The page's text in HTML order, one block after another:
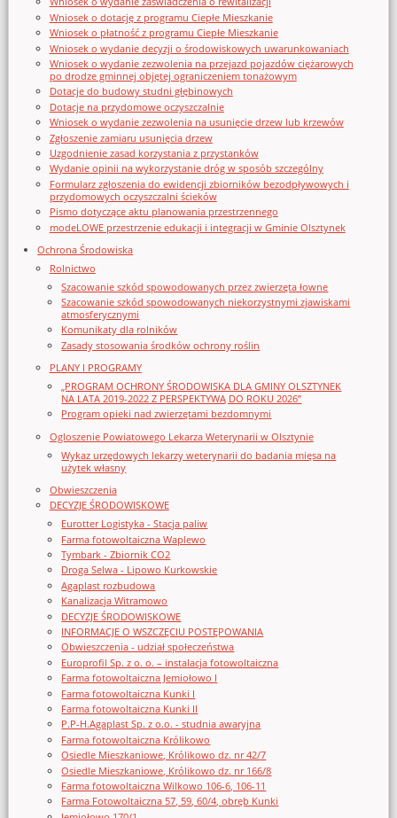
Wniosek o dotację z programu Ciepłe Mieszkanie
Wniosek o płatność z programu Ciepłe Mieszkanie
Wniosek o wydanie decyzji o środowiskowych uwarunkowaniach
Wniosek o wydanie zezwolenia na przejazd pojazdów ciężarowych
po drodze gminnej objętej ograniczeniem tonażowym
Dotacje do budowy studni głębinowych
Dotacje na przydomowe oczyszczalnie
Wniosek o wydanie zezwolenia na usunięcie drzew lub krzewów
Zgłoszenie zamiaru usunięcia drzew
Uzgodnienie zasad korzystania z przystanków
Wydanie opinii na wykorzystanie dróg w sposób szczególny
Formularz zgłoszenia do ewidencji zbiorników bezodpływowych i
przydomowych oczyszczalni ścieków
Pismo dotyczące aktu planowania przestrzennego
modeLOWE przestrzenie edukacji i integracji w Gminie Olsztynek
Ochrona Środowiska
Rolnictwo
Szacowanie szkód spowodowanych przez zwierzęta łowne
Szacowanie szkód spowodowanych niekorzystnymi zjawiskami
atmosferycznymi
Komunikaty dla rolników
Zasady stosowania środków ochrony roślin
PLANY I PROGRAMY
„PROGRAM OCHRONY ŚRODOWISKA DLA GMINY OLSZTYNEK
NA LATA 2019-2022 Z PERSPEKTYWĄ DO ROKU 2026”
Program opieki nad zwierzętami bezdomnymi
Ogloszenie Powiatowego Lekarza Weterynarii w Olsztynie
Wykaz urzędowych lekarzy weterynarii do badania mięsa na
użytek własny
Obwieszczenia
DECYZJE ŚRODOWISKOWE
Eurotter Logistyka - Stacja paliw
Farma fotowoltaiczna Waplewo
Tymbark - Zbiornik CO2
Droga Selwa - Lipowo Kurkowskie
Agaplast rozbudowa
Kanalizacja Witramowo
DECYZJE ŚRODOWISKOWE
INFORMACJE O WSZCZĘCIU POSTĘPOWANIA
Obwieszczenia - udział społeczeństwa
Europrofil Sp. z o. o. – instalacja fotowoltaiczna
Farma fotowoltaiczna Jemiołowo I
Farma fotowoltaiczna Kunki I
Farma fotowoltaiczna Kunki II
P.P-H.Agaplast Sp. z o.o. - studnia awaryjna
Farma fotowoltaiczna Królikowo
Osiedle Mieszkaniowe, Królikowo dz. nr 42/7
Osiedle Mieszkaniowe, Królikowo dz. nr 166/8
Farma fotowoltaiczna Wilkowo 106-6, 106-11
Farma Fotowoltaiczna 57, 59, 60/4, obręb Kunki